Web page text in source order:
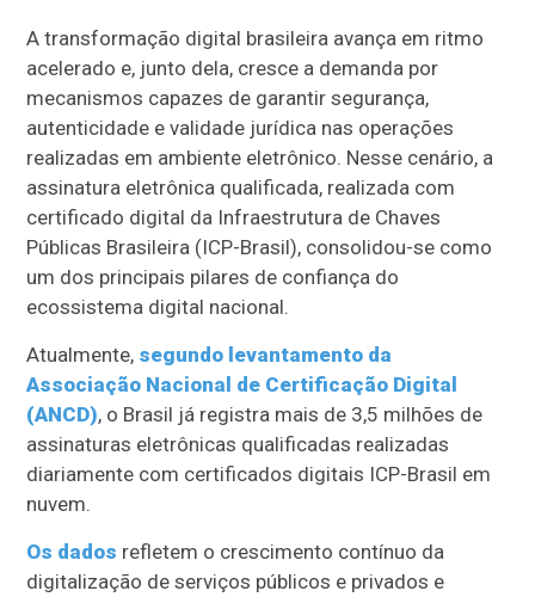
A transformação digital brasileira avança em ritmo
acelerado e, junto dela, cresce a demanda por
mecanismos capazes de garantir segurança,
autenticidade e validade jurídica nas operações
realizadas em ambiente eletrônico. Nesse cenário, a
assinatura eletrônica qualificada, realizada com
certificado digital da Infraestrutura de Chaves
Públicas Brasileira (ICP-Brasil), consolidou-se como
um dos principais pilares de confiança do
ecossistema digital nacional.
Atualmente, segundo levantamento da
Associação Nacional de Certificação Digital
(ANCD), o Brasil já registra mais de 3,5 milhões de
assinaturas eletrônicas qualificadas realizadas
diariamente com certificados digitais ICP-Brasil em
nuvem.
Os dados refletem o crescimento contínuo da
digitalização de serviços públicos e privados e